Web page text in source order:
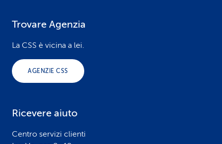
Trovare Agenzia
La CSS è vicina a lei.
AGENZIE CSS
Ricevere aiuto
Centro servizi clienti